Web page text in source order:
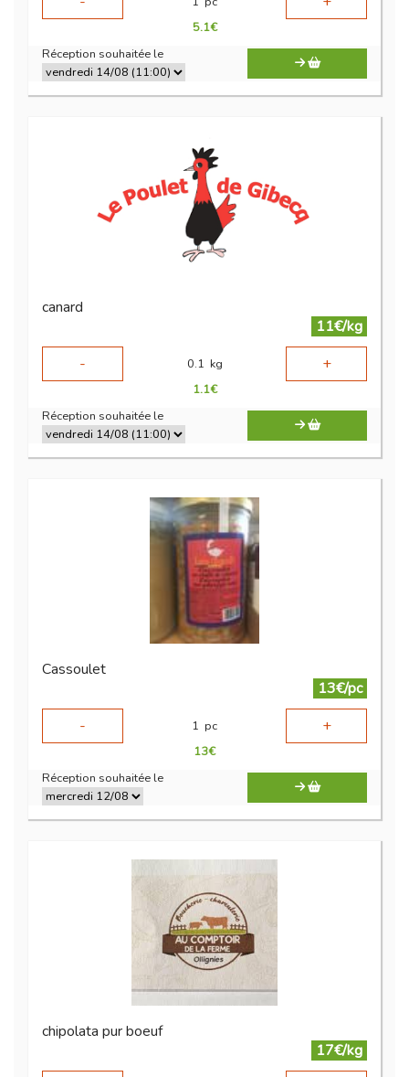
5.1€
Réception souhaitée le
canard
11€/kg
-
0.1 kg +
1.1€
Réception souhaitée le
Cassoulet
13€/pc
-
1 pc +
13€
Réception souhaitée le
chipolata pur boeuf
17€/kg